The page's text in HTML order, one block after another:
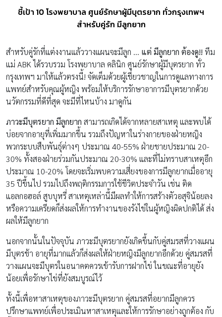
ชี้เป้า 10 โรงพยาบาล ศูนย์รักษาผู้มีบุตรยาก ทั่วกรุงเทพฯ
สำหรับคู่รัก มีลูกยาก
สำหรับคู่รักที่แต่งงานแล้ววางแผนจะมีลูก … แต่ มีลูกยาก ต้องดู!! ทีม
แม่ ABK ได้รวบรวม โรงพยาบาล คลินิก ศูนย์รักษาผู้มีบุตรยาก ทั่ว
กรุงเทพฯ มาให้แล้วตรงนี้! จัดเต็มด้วยผู้เชี่ยวชาญในการดูแลทางการ
แพทย์สำหรับคุณผู้หญิง พร้อมให้บริการรักษาอาการมีบุตรยากด้วย
นวัตกรรมที่ดีที่สุด จะมีที่ไหนบ้าง มาดูกัน
ภาวะมีบุตรยาก มีลูกยาก สามารถเกิดได้จากหลายสาเหตุ และพบได้
บ่อยจากอายุที่เพิ่มมากขึ้น รวมถึงปัญหาในร่างกายของฝ่ายหญิง
พวกระบบสืบพันธุ์ต่างๆ ประมาณ 40-55% ฝ่ายชายประมาณ 20-
30% ทั้งสองฝ่ายร่วมกันประมาณ 20-30% และที่ไม่ทราบสาเหตุอีก
ประมาณ 10-20% โดยจะเริ่มพบความเสี่ยงของการมีลูกยากเมื่ออายุ
35 ปีขึ้นไป รวมไปถึงพฤติกรรมการใช้ชีวิตประจำวัน เช่น ติด
แอลกอฮอล์ สูบบุหรี่ สาเหตุเหล่านี้มีผลทำให้การสร้างตัวอสุจิน้อยลง
หรือความเครียดก็ส่งผลให้การทำงานของรังไข่ในผู้หญิงผิดปกติได้ ส่ง
ผลให้มีลูกยาก
นอกจากนั้นในปัจจุบัน ภาวะมีบุตรยากยังเกิดขึ้นกับคู่สมรสที่วางแผน
มีบุตรช้า อายุที่มากแล้วก็ส่งผลให้ฝ่ายหญิงมีลูกยากอีกด้วย คู่สมรสที่
วางแผนจะมีบุตรในอนาคตควรเข้ารับการฝากไข่ ในขณะที่อายุยัง
น้อยเพื่อรักษาไข่ที่ยังสมบูรณ์ไว้
ทั้งนี้เพื่อหาสาเหตุของภาวะมีบุตรยาก คู่สมรสที่อยากมีลูกควร
ปรึกษาแพทย์เพื่อประเมินหาสาเหตุและให้การรักษาอย่างถูกต้อง กับ